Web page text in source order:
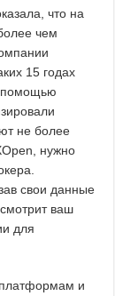
что на
чем
15 годах
помощью
не более
нужно
свои данные
ваш
для
платформам и